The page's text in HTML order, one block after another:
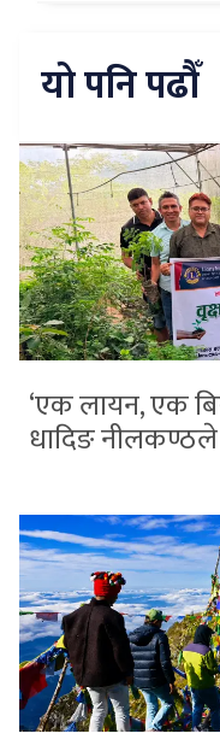
यो पनि पढौँ
‘एक लायन, एक
धादिङ नीलकण्ठले